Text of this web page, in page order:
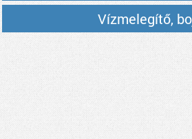
Vízmelegítő,